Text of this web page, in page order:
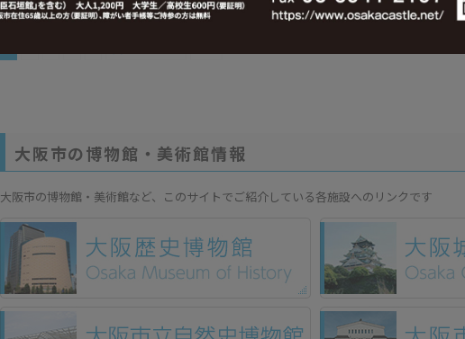
大阪市の博物館・美術館情報
大阪市の博物館・美術館など、このサイトでご紹介している各施設へのリンクです